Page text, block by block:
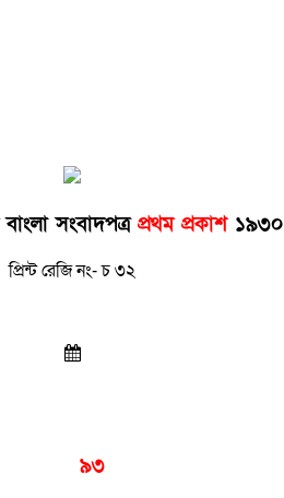
সংবাদপত্র প্রথম প্রকাশ১৯৩০
প্রিন্ট রেজি নং- চ ৩২
৯৩